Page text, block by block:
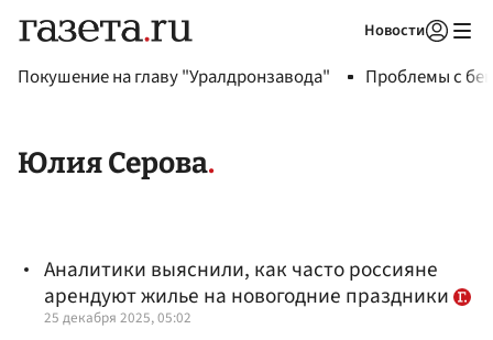
Новости
Покушение на главу "Уралдронзавода" Проблемы с
Юлия Серова
Аналитики выяснили, как часто россияне
арендуют жилье на новогодние праздники
25 декабря 2025, 05:02